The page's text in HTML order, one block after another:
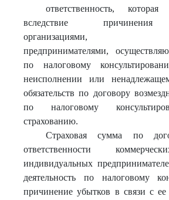
ответственность,
вследствие причинения
организациями,
предпринимателями,
по налоговому
неисполнении или
обязательств по договору
по налоговому
страхованию.
Страховая сумма по
ответственности
индивидуальных
деятельность по налоговому
причинение убытков в связи с